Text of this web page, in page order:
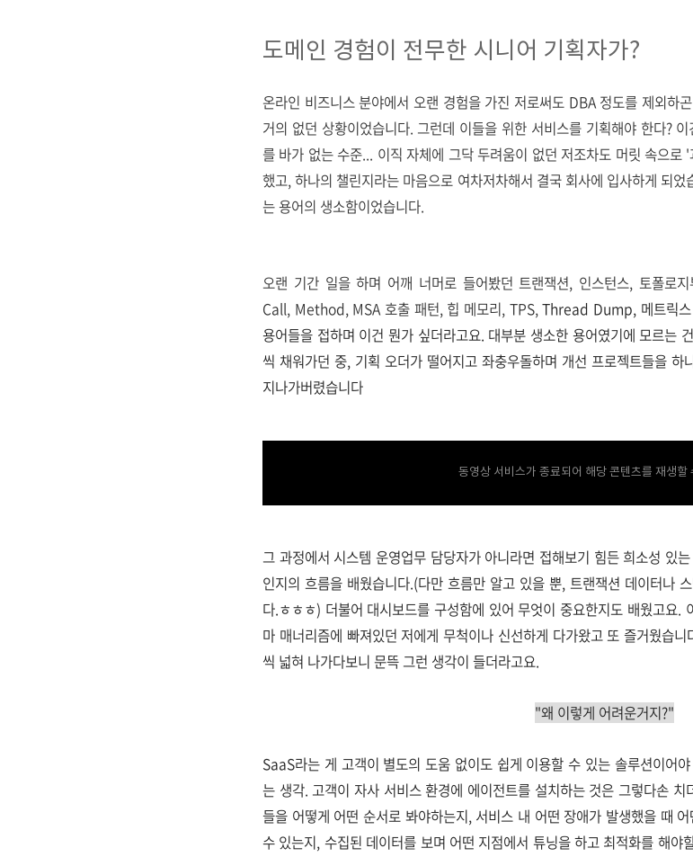
도메인 경험이 전무한 시니어 기획자가?
온라인 비즈니스 분야에서 오랜 경험을 가진 저로써도 DBA 정도를 제외하
거의 없던 상황이었습니다. 그런데 이들을 위한 서비스를 기획해야 한다?
를 바가 없는 수준... 이직 자체에 그닥 두려움이 없던 저조차도 머릿 속으
했고, 하나의 챌린지라는 마음으로 여차저차해서 결국 회사에 입사하게 되
는 용어의 생소함이었습니다.
오랜 기간 일을 하며 어깨 너머로 들어봤던 트랜잭션, 인스턴스, 토폴로
Call, Method, MSA 호출 패턴, 힙 메모리, TPS,Thread Dump, 메트릭스
용어들을 접하며 이건 뭔가 싶더라고요. 대부분 생소한 용어였기에 모르는
씩 채워가던 중, 기획 오더가 떨어지고 좌충우돌하며 개선 프로젝트들을
지나가버렸습니다
동영상 서비스가 종료되어 해당 콘텐츠를 재생할
그 과정에서 시스템 운영업무 담당자가 아니라면 접해보기 힘든 희소성 있
인지의 흐름을 배웠습니다.(다만 흐름만 알고 있을 뿐, 트랜잭션 데이터나
다.ㅎㅎㅎ) 더불어 대시보드를 구성함에 있어 무엇이 중요한지도 배웠고요.
마 매너리즘에 빠져있던 저에게 무척이나 신선하게 다가왔고 또 즐거웠습
씩 넓혀 나가다보니 문뜩 그런 생각이 들더라고요.
"왜 이렇게 어려운거지?"
SaaS라는 게 고객이 별도의 도움 없이도 쉽게 이용할 수 있는 솔루션이어
는 생각. 고객이 자사 서비스 환경에 에이전트를 설치하는 것은 그렇다손
들을 어떻게 어떤 순서로 봐야하는지, 서비스 내 어떤 장애가 발생했을 때
수 있는지, 수집된 데이터를 보며 어떤 지점에서 튜닝을 하고 최적화를 해야